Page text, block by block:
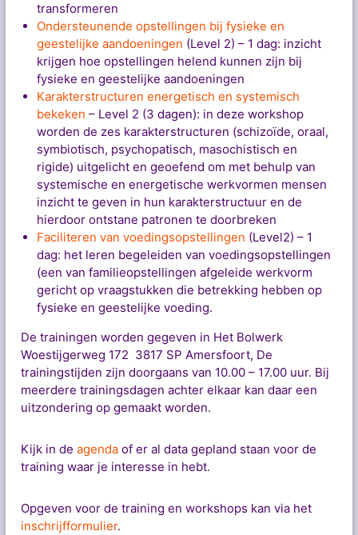
transformeren
Ondersteunende opstellingen bij fysieke en
geestelijke aandoeningen (Level 2) – 1 dag: inzicht
krijgen hoe opstellingen helend kunnen zijn bij
fysieke en geestelijke aandoeningen
Karakterstructuren energetisch en systemisch
bekeken – Level 2 (3 dagen): in deze workshop
worden de zes karakterstructuren (schizoïde, oraal,
symbiotisch, psychopatisch, masochistisch en
rigide) uitgelicht en geoefend om met behulp van
systemische en energetische werkvormen mensen
inzicht te geven in hun karakterstructuur en de
hierdoor ontstane patronen te doorbreken
Faciliteren van voedingsopstellingen (Level2) – 1
dag: het leren begeleiden van voedingsopstellingen
(een van familieopstellingen afgeleide werkvorm
gericht op vraagstukken die betrekking hebben op
fysieke en geestelijke voeding.
De trainingen worden gegeven in Het Bolwerk
Woestijgerweg 172 3817 SP Amersfoort, De
trainingstijden zijn doorgaans van 10.00 – 17.00 uur. Bij
meerdere trainingsdagen achter elkaar kan daar een
uitzondering op gemaakt worden.
Kijk in deagenda of er al data gepland staan voor de
training waar je interesse in hebt.
Opgeven voor de training en workshops kan via het
inschrijfformulier.